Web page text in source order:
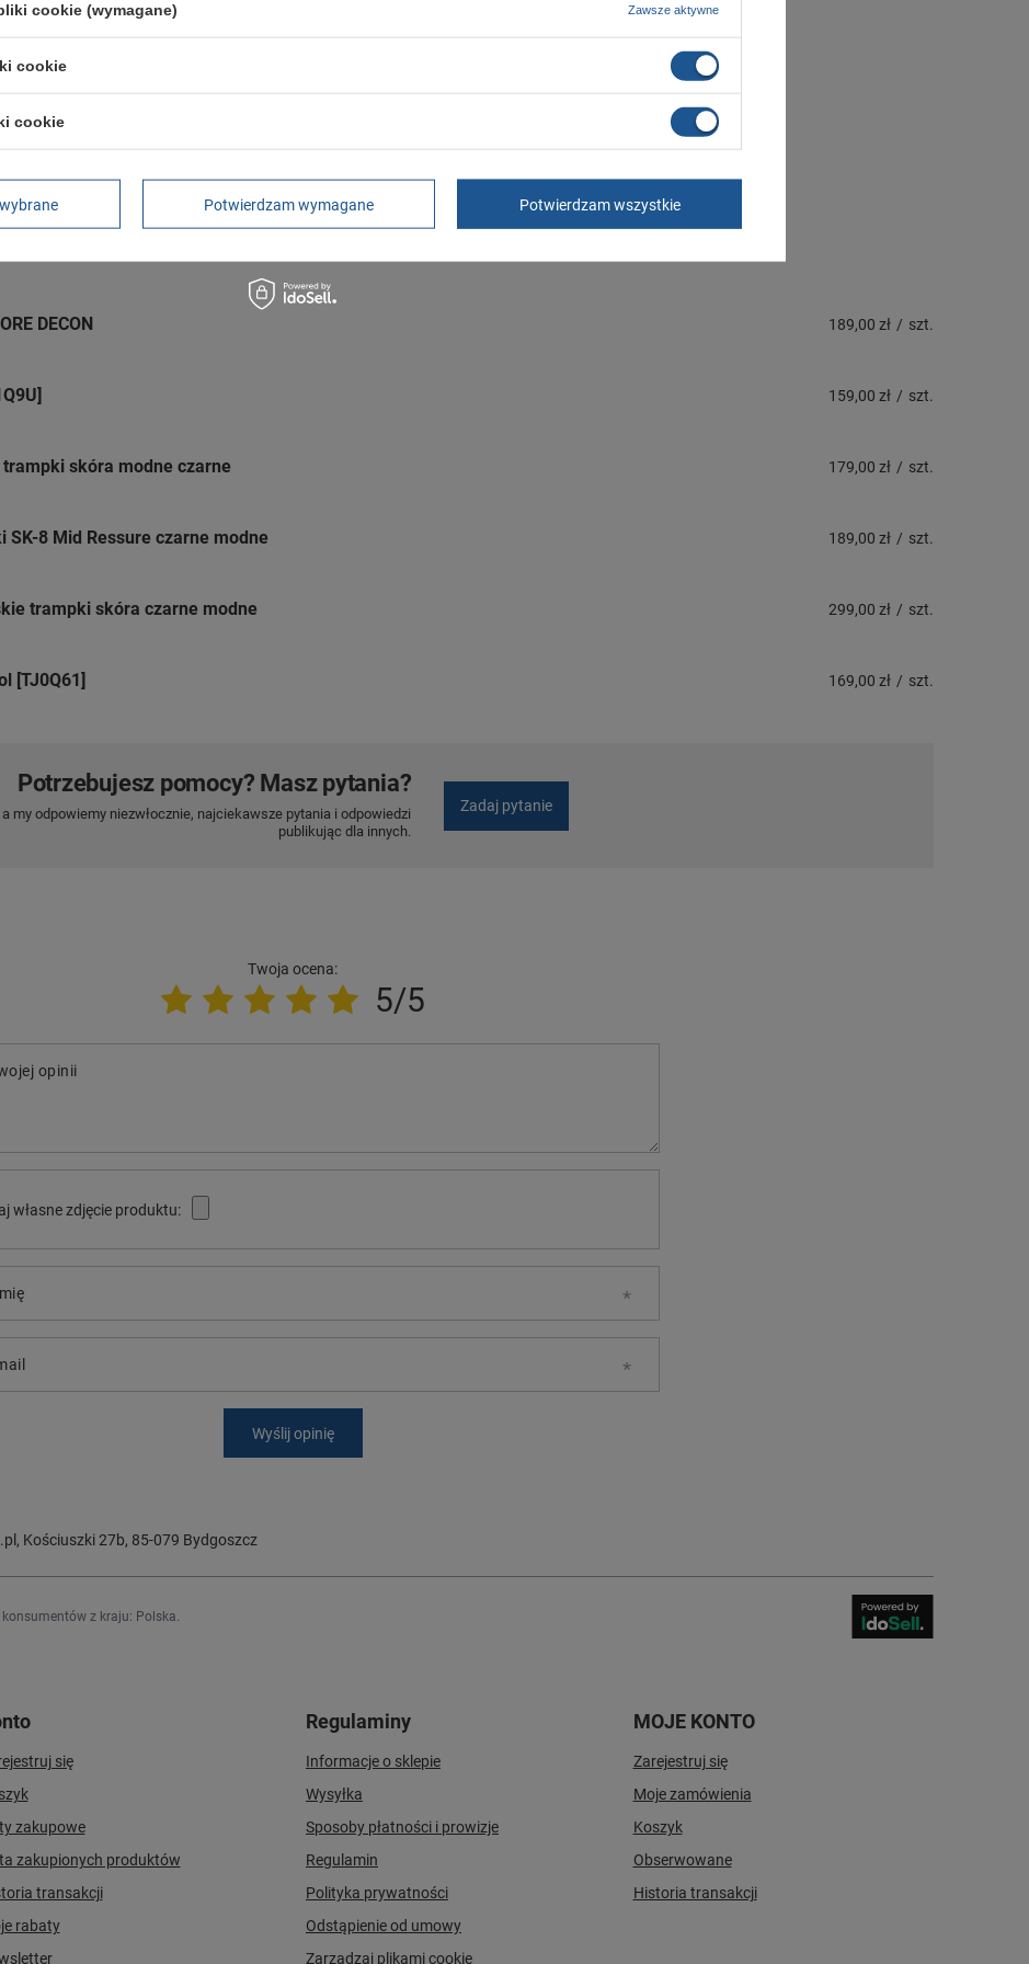
Polska
DECON 189,00 zł / szt.
159,00 zł / szt.
skóra modne czarne 179,00 zł / szt.
8 Mid Ressure czarne modne 189,00 zł / szt.
trampki skóra czarne modne 299,00 zł / szt.
[TJ0Q61] 169,00 zł / szt.
Potrzebujesz pomocy? Masz pytania?
my odpowiemy niezwłocznie, najciekawsze pytania i odpowiedzi
publikując dla innych.
Zadaj pytanie
Twoja ocena:
5/5
opinii
własne zdjęcie produktu:
Wyślij opinię
, Kościuszki 27b, 85-079 Bydgoszcz
z kraju: Polska
się
zakupowe
zakupionych produktów
transakcji
rabaty
Regulaminy
Informacje o sklepie
Wysyłka
Sposoby płatności i prowizje
Regulamin
Polityka prywatności
Odstąpienie od umowy
Zarządzaj plikami cookie
MOJE KONTO
Zarejestruj się
Moje zamówienia
Koszyk
Obserwowane
Historia transakcji
cookie (wymagane) Zawsze aktywne
cookie
cookie
Potwierdzam wymagane Potwierdzam wszystkie